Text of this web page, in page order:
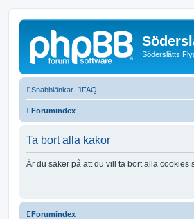
Söderslätts
Snabblänkar FAQ
Forumindex
Ta bort alla kakor
Är du säker på att du vill ta bort alla cookies
Forumindex